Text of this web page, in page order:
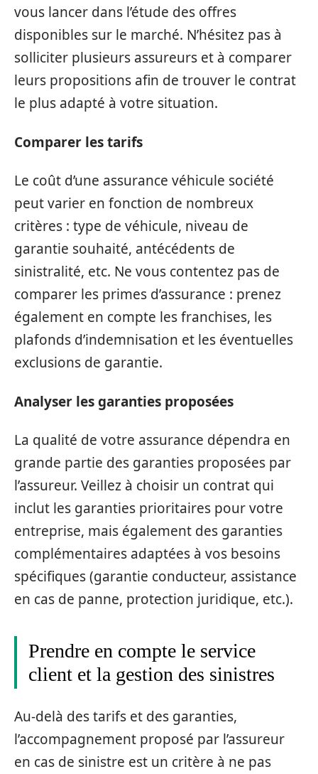
vous lancer dans l’étude des offres
disponibles sur le marché. N’hésitez pas à
solliciter plusieurs assureurs et à comparer
leurs propositions afin de trouver le contrat
le plus adapté à votre situation.
Comparer les tarifs
Le coût d’une assurance véhicule société
peut varier en fonction de nombreux
critères : type de véhicule, niveau de
garantie souhaité, antécédents de
sinistralité, etc. Ne vous contentez pas de
comparer les primes d’assurance : prenez
également en compte les franchises, les
plafonds d’indemnisation et les éventuelles
exclusions de garantie.
Analyser les garanties proposées
La qualité de votre assurance dépendra en
grande partie des garanties proposées par
l’assureur. Veillez à choisir un contrat qui
inclut les garanties prioritaires pour votre
entreprise, mais également des garanties
complémentaires adaptées à vos besoins
spécifiques (garantie conducteur, assistance
en cas de panne, protection juridique, etc.).
Prendre en compte le service
client et la gestion des sinistres
Au-delà des tarifs et des garanties,
l’accompagnement proposé par l’assureur
en cas de sinistre est un critère à ne pas